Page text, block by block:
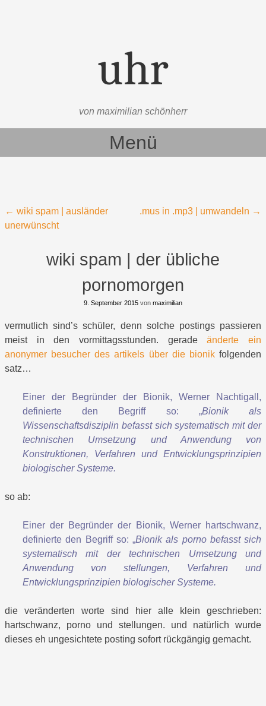
uhr
von maximilian schönherr
Menü
Beitragsnavigation
← wiki spam | ausländer
unerwünscht
.mus in .mp3 | umwandeln →
wiki spam | der übliche
pornomorgen
9. September 2015 von maximilian
vermutlich sind’s schüler, denn solche postings passieren
meist in den vormittagsstunden. geradeänderte ein
anonymer besucher des artikels über die bionikfolgenden
satz…
Einer der Begründer der Bionik, Werner Nachtigall ,
definierte den Begriff so: „Bionik als
Wissenschaftsdisziplin befasst sich systematisch mit der
technischen Umsetzung und Anwendung von
Konstruktionen, Verfahren und Entwicklungsprinzipien
biologischer Systeme.
so ab:
Einer der Begründer der Bionik, Werner hartschwanz,
definierte den Begriff so: „Bionik als porno befasst sich
systematisch mit der technischen Umsetzung und
Anwendung von stellungen, Verfahren und
Entwicklungsprinzipien biologischer Systeme.
die veränderten worte sind hier alle klein geschrieben:
hartschwanz, porno und stellungen. und natürlich wurde
dieses eh ungesichtete posting sofort rückgängig gemacht.